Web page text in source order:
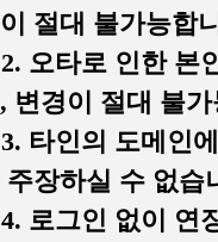
절대 불가능합
2. 오타로 인한 본
변경이 절대 불
3. 타인의 도메인
주장하실 수 없습
4. 로그인 없이 연